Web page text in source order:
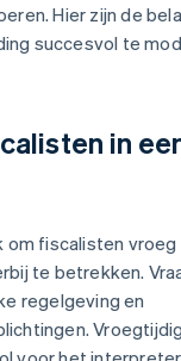
Hier zijn de
succesvol te
in
om fiscalisten vroeg
te betrekken.
regelgeving en